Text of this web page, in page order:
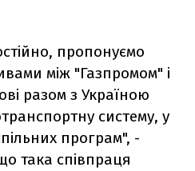
пропонуємо
між "Газпромом" і
разом з Україною
систему, у
програм", -
така співпраця